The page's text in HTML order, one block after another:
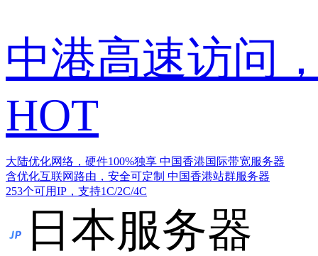
中港高速访问
HOT
大陆优化网络，硬件100%独享 中国香港国际带宽服务器
含优化互联网路由，安全可定制 中国香港站群服务器
253个可用IP，支持1C/2C/4C
日本服务器